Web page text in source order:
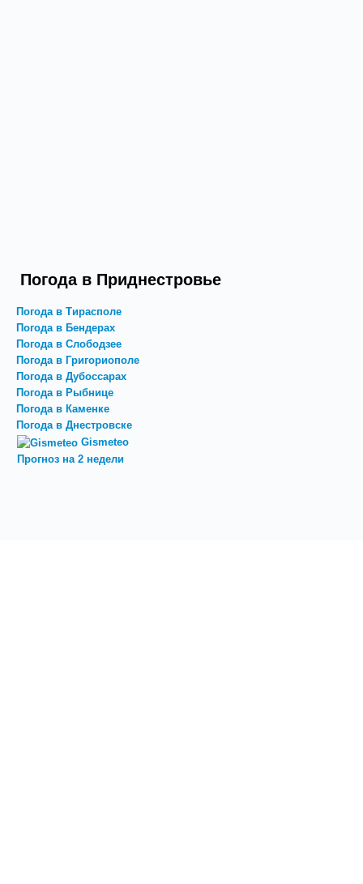
Погода в Приднестровье
Погода в Тирасполе
Погода в Бендерах
Погода в Слободзее
Погода в Григориополе
Погода в Дубоссарах
Погода в Рыбнице
Погода в Каменке
Погода в Днестровске
Gismeteo
Прогноз на 2 недели